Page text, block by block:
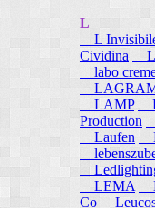
L
L
Cividina
labo
LAMP
Production
Laufen
LEMA
Co